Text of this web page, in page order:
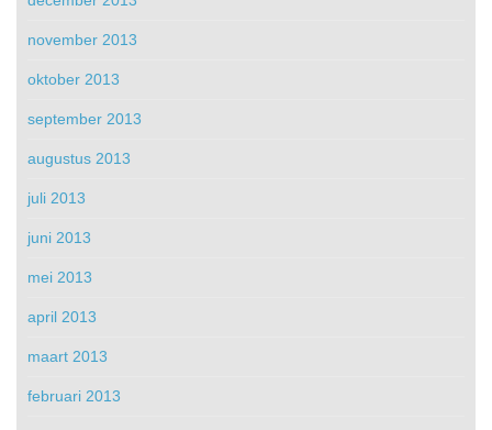
november 2013
oktober 2013
september 2013
augustus 2013
juli 2013
juni 2013
mei 2013
april 2013
maart 2013
februari 2013